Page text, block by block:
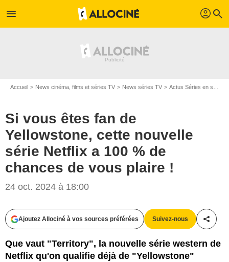
menu profil search
Accueil News cinéma, films et séries TV News séries TV Actus Séries en streaming
Si vous êtes fan de
Yellowstone, cette nouvelle
série Netflix a 100 % de
chances de vous plaire !
24 oct. 2024 à 18:00
Ajoutez Allociné à vos sources préférées Suivez-nous
Que vaut "Territory", la nouvelle série western de
Netflix qu'on qualifie déjà de "Yellowstone"